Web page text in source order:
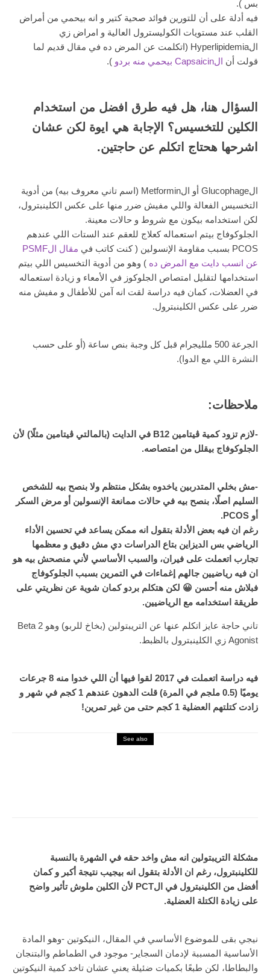
بس ).
فيه أدلة على أن للتورين فوائد صحية كتير و انه بيحمي من أمراض
القلب عند مستويات الكوليسترول العالية و امراض زي
الHyperlipidemia (اتكلمت عن المرض ده في مقال قديم لما
قولت أن الCapsaicin بيحمي منه بردو ).
السؤال هنا، هل فيه طرق افضل من استخدام
الكلين للتخسيس؟ الإجابة هي ايوة لكن عشان
اشرحها هحتاج اتكلم عن حاجتين.
الGlucophage أو الMetformin (اسم تاني معروف بيه) من أدوية
التخسيس الفعالة واللي مفيش ضرر منها على عكس الكلينبترول،
لكن استخدامه بيكون مع شروط و حالات معينة.
الجلوكوفاج بيتم استعماله كعلاج للعقم عند الستات اللي عندهم
PCOS بسبب مقاومة الإنسولين ( كنت كاتب في
مقال الPSMF
عن انسب دايت مع المرض ده ) وهو من أدوية التخسيس اللي بيتم
استخدامها لتقليل امتصاص الجلوكوز في الأمعاء و زيادة استعماله
في العضلات، كمان فيه دراسة لقت انه آمن للأطفال و مفيش منه
ضرر على عكس الكلينبترول.
الجرعة 500 ملليجرام قبل كل وجبة بنص ساعة (أو على حسب
النشرة اللي مع الدوا).
ملاحظات:
-لازم تزود كمية ڤيتامين B12 في الدايت (بالمالتي ڤيتامين مثلًا) لأن
الجلوكوفاج بيقلل من امتصاصه.
-مش بخلي المتدربين ياخدوه بشكل منتظم ولا بنصح بيه للشخص
السليم اصلًا، بنصح بيه في حالات ممانعة الإنسولين أو مرض السكر
أو PCOS.
رغم ان فيه بعض الأدلة بتقول انه ممكن يساعد في تحسين الأداء
الرياضي بس الديزاين بتاع الدراسات دي مش دقيق و معظمها
تجارب اتعملت على فيران، والسبب الأساسي لأني منصحش بيه هو
ان فيه رياضيين جالهم إغماءات في التمرين بسبب الجلوكوفاج
فبلاش منه أحسن 😀 لكن هتكلم بردو كمان شوية عن نظريتي على
طريقة استخدامه مع الرياضيين.
تاني حاجة عايز اتكلم عنها عن التريبتولين (بخاخ للربو) وهو Beta 2
Agonist زي الكلينبترول بالظبط.
فيه دراسة اتعملت في 2017 لقوا فيها أن اللي خدوا منه 8 جرعات
يوميًا (0.5 ملجم في المرة) قلت الدهون عندهم 1 كجم في شهر و
زادت كتلتهم العضلية 1 كجم حتى من غير تمرين!
See also
مشكلة التريبتولين انه مش واخد حقه في الشهرة بالنسبة
للكلينبترول، رغم ان الأدلة بتقول انه بيجيب نتيجة أكبر و كمان
أفضل من الكلينبترول في الPCT لأن الكلين ملوش تأثير واضح
على زيادة الكتلة العضلية.
نيجي بقى للموضوع الأساسي في المقال، النيكوتين -وهو المادة
الأساسية المسببة لإدمان السجاير- موجود في الطماطم والبتنجان
والبطاطا، لكن طبعًا بكميات ضئيلة يعني عشان تاخد كمية النيكوتين